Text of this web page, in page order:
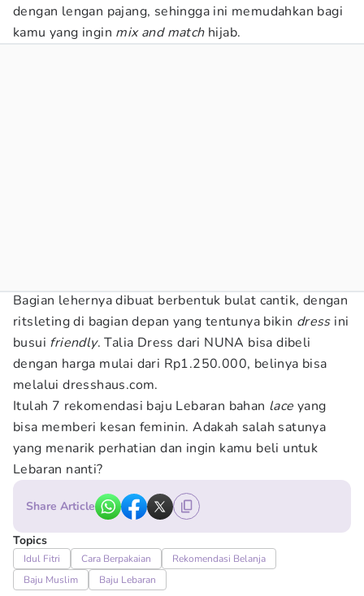
dengan lengan pajang, sehingga ini memudahkan bagi
kamu yang ingin mix and matchhijab.
Bagian lehernya dibuat berbentuk bulat cantik, dengan
ritsleting di bagian depan yang tentunya bikin dressini
busui friendly. Talia Dress dari NUNA bisa dibeli
dengan harga mulai dari Rp1.250.000, belinya bisa
melalui dresshaus.com.
Itulah 7 rekomendasi baju Lebaran bahan lace yang
bisa memberi kesan feminin. Adakah salah satunya
yang menarik perhatian dan ingin kamu beli untuk
Lebaran nanti?
Share Article
Topics
Idul Fitri Cara Berpakaian
Rekomendasi Belanja
Baju Muslim
Baju Lebaran